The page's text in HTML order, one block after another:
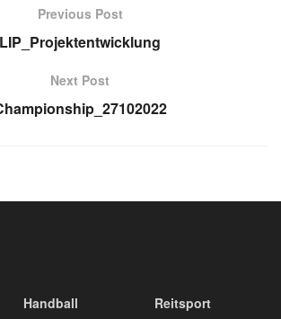
Previous Post
LIP_Projektentwicklung
Next Post
Handball
Reitsport